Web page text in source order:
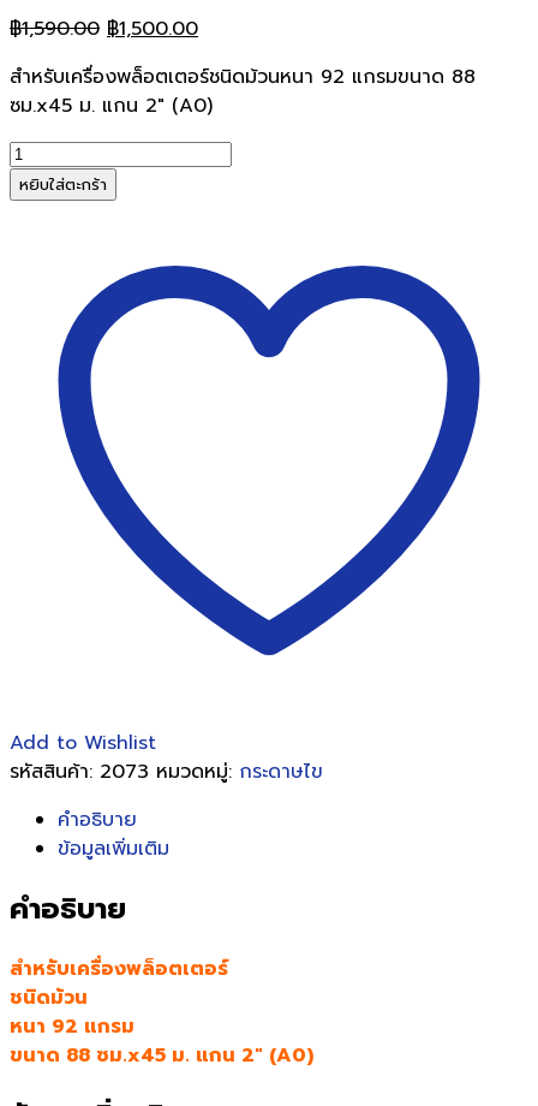
฿1,590.00 Original
was:
฿1,590.00.
฿1,500.00Current
is:
฿1,500.00.
สำหรับเครื่องพล็อตเตอร์ชนิดม้วนหนา 92 แกรมขนาด 88
ซม.x45 ม. แกน 2″ (A0)
จำนวน
กระดาษ
ไข
ซม.x45
หยิบใส่ตะกร้า
Add to Wishlist
รหัสสินค้า: 2073 หมวดหมู่: กระดาษไข
คำอธิบาย
ข้อมูลเพิ่มเติม
คำอธิบาย
สำหรับเครื่องพล็อตเตอร์
ชนิดม้วน
หนา 92 แกรม
ขนาด 88 ซม.x45 ม. แกน 2″ (A0)